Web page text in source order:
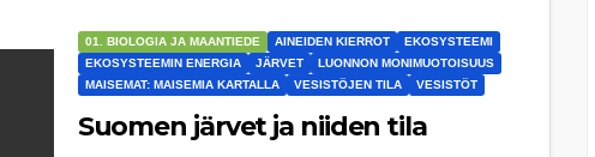
01. BIOLOGIA JA MAANTIEDE AINEIDEN KIERROT
EKOSYSTEEMI
EKOSYSTEEMIN ENERGIA
JÄRVET
LUONNON MONIMUOTOISUUS
MAISEMAT: MAISEMIA KARTALLA
VESISTÖJEN TILA VESISTÖT
Suomen järvet ja niiden tila